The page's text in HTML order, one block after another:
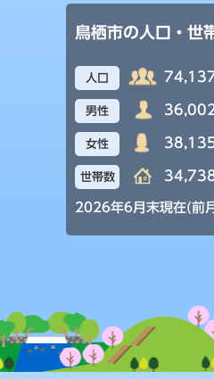
鳥栖市の人口・世
人口
男性
女性
世帯数
2026年6月末現在(前